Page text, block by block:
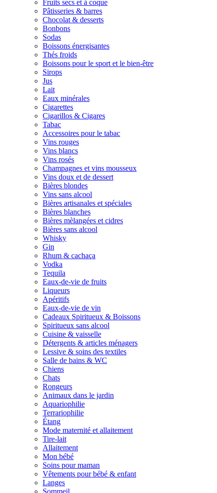
Fruits secs et à coque
Pâtisseries & barres
Chocolat & desserts
Bonbons
Sodas
Boissons énergisantes
Thés froids
Boissons pour le sport et le bien-être
Sirops
Jus
Lait
Eaux minérales
Cigarettes
Cigarillos & Cigares
Tabac
Accessoires pour le tabac
Vins rouges
Vins blancs
Vins rosés
Champagnes et vins mousseux
Vins doux et de dessert
Bières blondes
Vins sans alcool
Bières artisanales et spéciales
Bières blanches
Bières mèlangées et cidres
Bières sans alcool
Whisky
Gin
Rhum & cachaça
Vodka
Tequila
Eaux-de-vie de fruits
Liqueurs
Apéritifs
Eaux-de-vie de vin
Cadeaux Spiritueux & Boissons
Spiritueux sans alcool
Cuisine & vaisselle
Détergents & articles ménagers
Lessive & soins des textiles
Salle de bains & WC
Chiens
Chats
Rongeurs
Animaux dans le jardin
Aquariophilie
Terrariophilie
Étang
Mode maternité et allaitement
Tire-lait
Allaitement
Mon bébé
Soins pour maman
Vêtements pour bébé & enfant
Langes
Sommeil